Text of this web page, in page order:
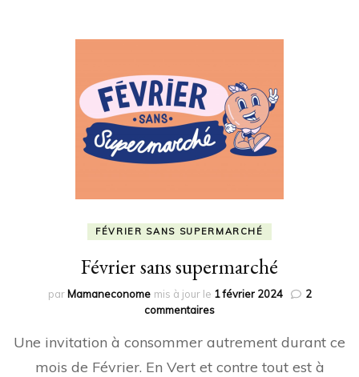
FÉVRIER SANS SUPERMARCHÉ
Février sans supermarché
par Mamaneconome mis à jour le 1 février 2024
2
commentairessur
sans
Une invitation à consommer autrement durant ce
mois de Février. En Vert et contre tout est à